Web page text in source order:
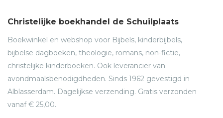
Christelijke boekhandel de Schuilplaats
Boekwinkel en webshop voor Bijbels, kinderbijbels,
bijbelse dagboeken, theologie, romans, non-fictie,
christelijke kinderboeken. Ook leverancier van
avondmaalsbenodigdheden. Sinds 1962 gevestigd in
Alblasserdam. Dagelijkse verzending. Gratis verzonden
vanaf € 25,00.